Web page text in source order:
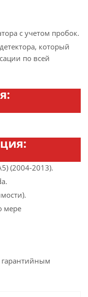
с учетом пробок.
который
по всей
(2004-2013).
мере
гарантийным